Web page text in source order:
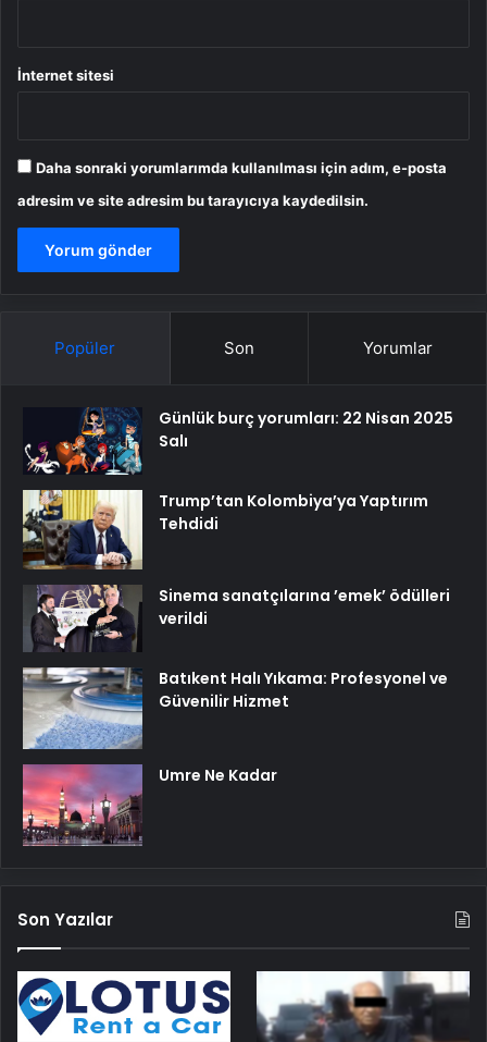
İnternet sitesi
Daha sonraki yorumlarımda kullanılması için adım, e-posta
adresim ve site adresim bu tarayıcıya kaydedilsin.
Popüler Son Yorumlar
Günlük burç yorumları: 22 Nisan 2025
Salı
Trump’tan Kolombiya’ya Yaptırım
Tehdidi
Sinema sanatçılarına ’emek’ ödülleri
verildi
Batıkent Halı Yıkama: Profesyonel ve
Güvenilir Hizmet
Umre Ne Kadar
Son Yazılar